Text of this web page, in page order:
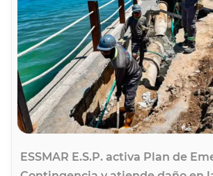
ESSMAR E.S.P. activa Plan de